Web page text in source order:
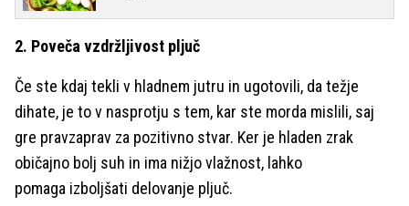
2. Poveča vzdržljivost pljuč
Če ste kdaj tekli v hladnem jutru in ugotovili, da težje
dihate, je to v nasprotju s tem, kar ste morda mislili, saj
gre pravzaprav za pozitivno stvar. Ker je hladen zrak
običajno bolj suh in ima nižjo vlažnost, lahko
pomaga izboljšati delovanje pljuč.